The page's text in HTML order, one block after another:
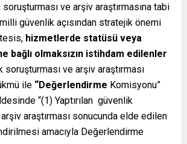
ve arşiv araştırmasına tabi
güvenlik açısından stratejik önemi
hizmetlerde statüsü veya
bağlı olmaksızın istihdam edilenler
soruşturması ve arşiv araştırması
ile “Değerlendirme Komisyonu”
“(1) Yaptırılan güvenlik
araştırması sonucunda elde edilen
amacıyla Değerlendirme